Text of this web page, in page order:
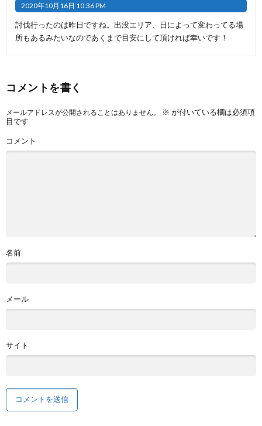
2020年10月16日 10:36 PM
討伐行ったのは昨日ですね。出没エリア、日によって変わってる場
所もあるみたいなのであくまで目安にして頂ければ幸いです！
コメントを書く
メールアドレスが公開されることはありません。 ※ が付いている欄は必須項
目です
コメント
名前
メール
サイト